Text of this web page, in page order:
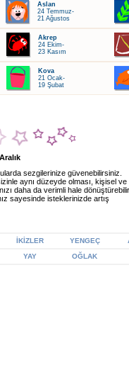
Aslan
24 Temmuz-
21 Ağustos
Akrep
24 Ekim-
23 Kasım
Kova
21 Ocak-
19 Şubat
sezgilerinize güvenebilirsiniz.
aynı düzeyde olması, kişisel ve
daha da verimli hale
sayesinde isteklerinizde artış
İKİZLER YENGEÇ
YAY OĞLAK